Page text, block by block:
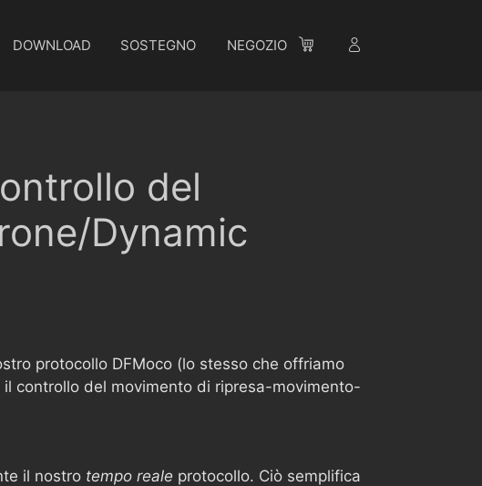
DOWNLOAD SOSTEGNO NEGOZIO
del
Dynamic
protocollo DFMoco (lo stesso che offriamo
il controllo del movimento di ripresa-movimento-
il nostro tempo reale protocollo. Ciò semplifica